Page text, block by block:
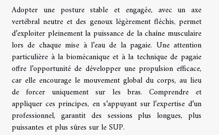
Adopter une posture stable et engagée, avec un axe
vertébral neutre et des genoux légèrement fléchis, permet
d’exploiter pleinement la puissance de la chaîne musculaire
lors de chaque mise à l’eau de la pagaie. Une attention
particulière à la biomécanique et à la technique de pagaie
offre l’opportunité de développer une propulsion efficace,
car elle encourage le mouvement global du corps, au lieu
de forcer uniquement sur les bras. Comprendre et
appliquer ces principes, en s’appuyant sur l’expertise d’un
professionnel, garantit des sessions plus longues, plus
puissantes et plus sûres sur le SUP.